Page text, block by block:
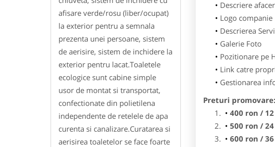
afisare verde/rosu (liber/ocupat)
la exterior pentru a semnala
prezenta unei persoane, sistem
de aerisire, sistem de inchidere la
exterior pentru lacat.Toaletele
ecologice sunt cabine simple
usor de montat si transportat,
confectionate din polietilena
independente de retelele de apa
curenta si canalizare.Curatarea si
aerisirea toaletelor se face foarte
Descriere
Logo companie
Descrierea
Galerie Foto
Pozitionare pe
Link catre
Gestionarea
Preturi promovare:
400 ron /
500 ron /
600 ron /